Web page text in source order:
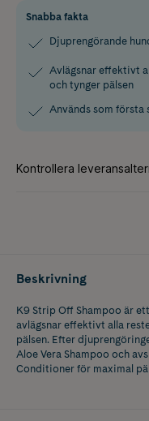
Snabba fakta
Djuprengörande
Avlägsnar effektivt
och tynger pälsen
Används som första
Beskrivning
K9 Strip Off Shampoo är
avlägsnar effektivt alla
pälsen. Efter
Aloe Vera Shampoo och
Conditioner för maximal